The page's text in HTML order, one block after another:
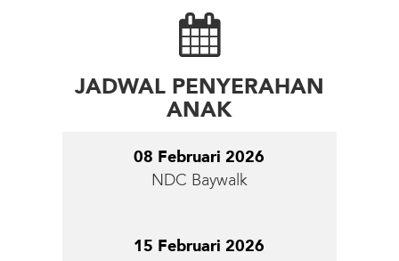
JADWAL PENYERAHAN
ANAK
08 Februari 2026
NDC Baywalk
15 Februari 2026